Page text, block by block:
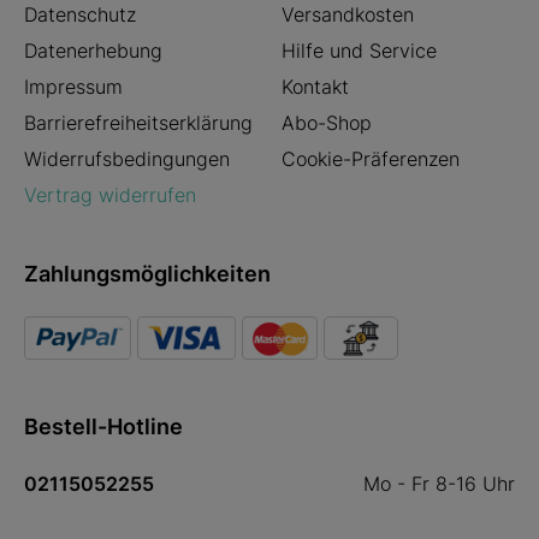
Datenschutz
Versandkosten
Datenerhebung
Hilfe und Service
Impressum
Kontakt
Barrierefreiheitserklärung
Abo-Shop
Widerrufsbedingungen
Cookie-Präferenzen
Vertrag widerrufen
Zahlungsmöglichkeiten
Bestell-Hotline
02115052255 Mo - Fr 8-16 Uhr